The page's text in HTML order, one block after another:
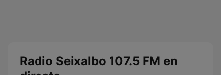
Radio Seixalbo 107.5 FM en